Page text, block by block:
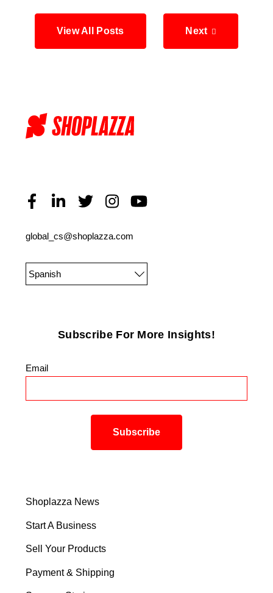
View All Posts Next
global_cs@shoplazza.com
Spanish
Subscribe For More Insights!
Email
Shoplazza News
Start A Business
Sell Your Products
Payment & Shipping